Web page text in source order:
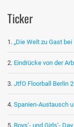
Ticker
„Die Welt zu Gast bei
Eindrücke von der
JtfO Floorball Berlin
Spanien-Austausch
Boys‘- und Girls‘-